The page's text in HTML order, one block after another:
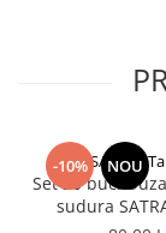
Durometre,
Durometre
Rugozimetre
Grosimetre
-10% NOU
SATRA -
Set 20 buc.
sudura
sarma Ø1.0